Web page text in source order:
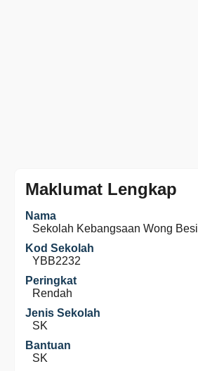
Maklumat Lengkap
Nama
Sekolah Kebangsaan Wong Besi
Kod Sekolah
YBB2232
Peringkat
Rendah
Jenis Sekolah
SK
Bantuan
SK